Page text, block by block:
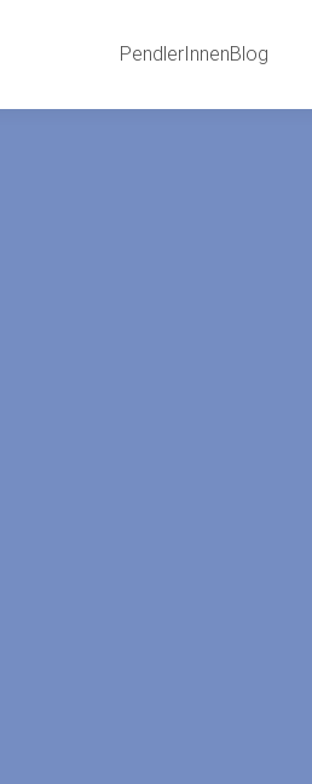
PendlerInnenBlog